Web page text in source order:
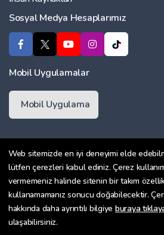
Web sitemizde en iyi deneyimi elde
lütfen çerezleri kabul ediniz. Çerez
vermemeniz halinde sitenin bir takım
kullanamamanız sonucu doğabilecektir.
hakkında daha ayrıntılı bilgiye buraya
ulaşabilirsiniz.
Sosyal Medya Hesaplarımız
Mobil Uygulamalar
Mobil Uygulama
Üyelik
Çerez Politikası
Gizlilik